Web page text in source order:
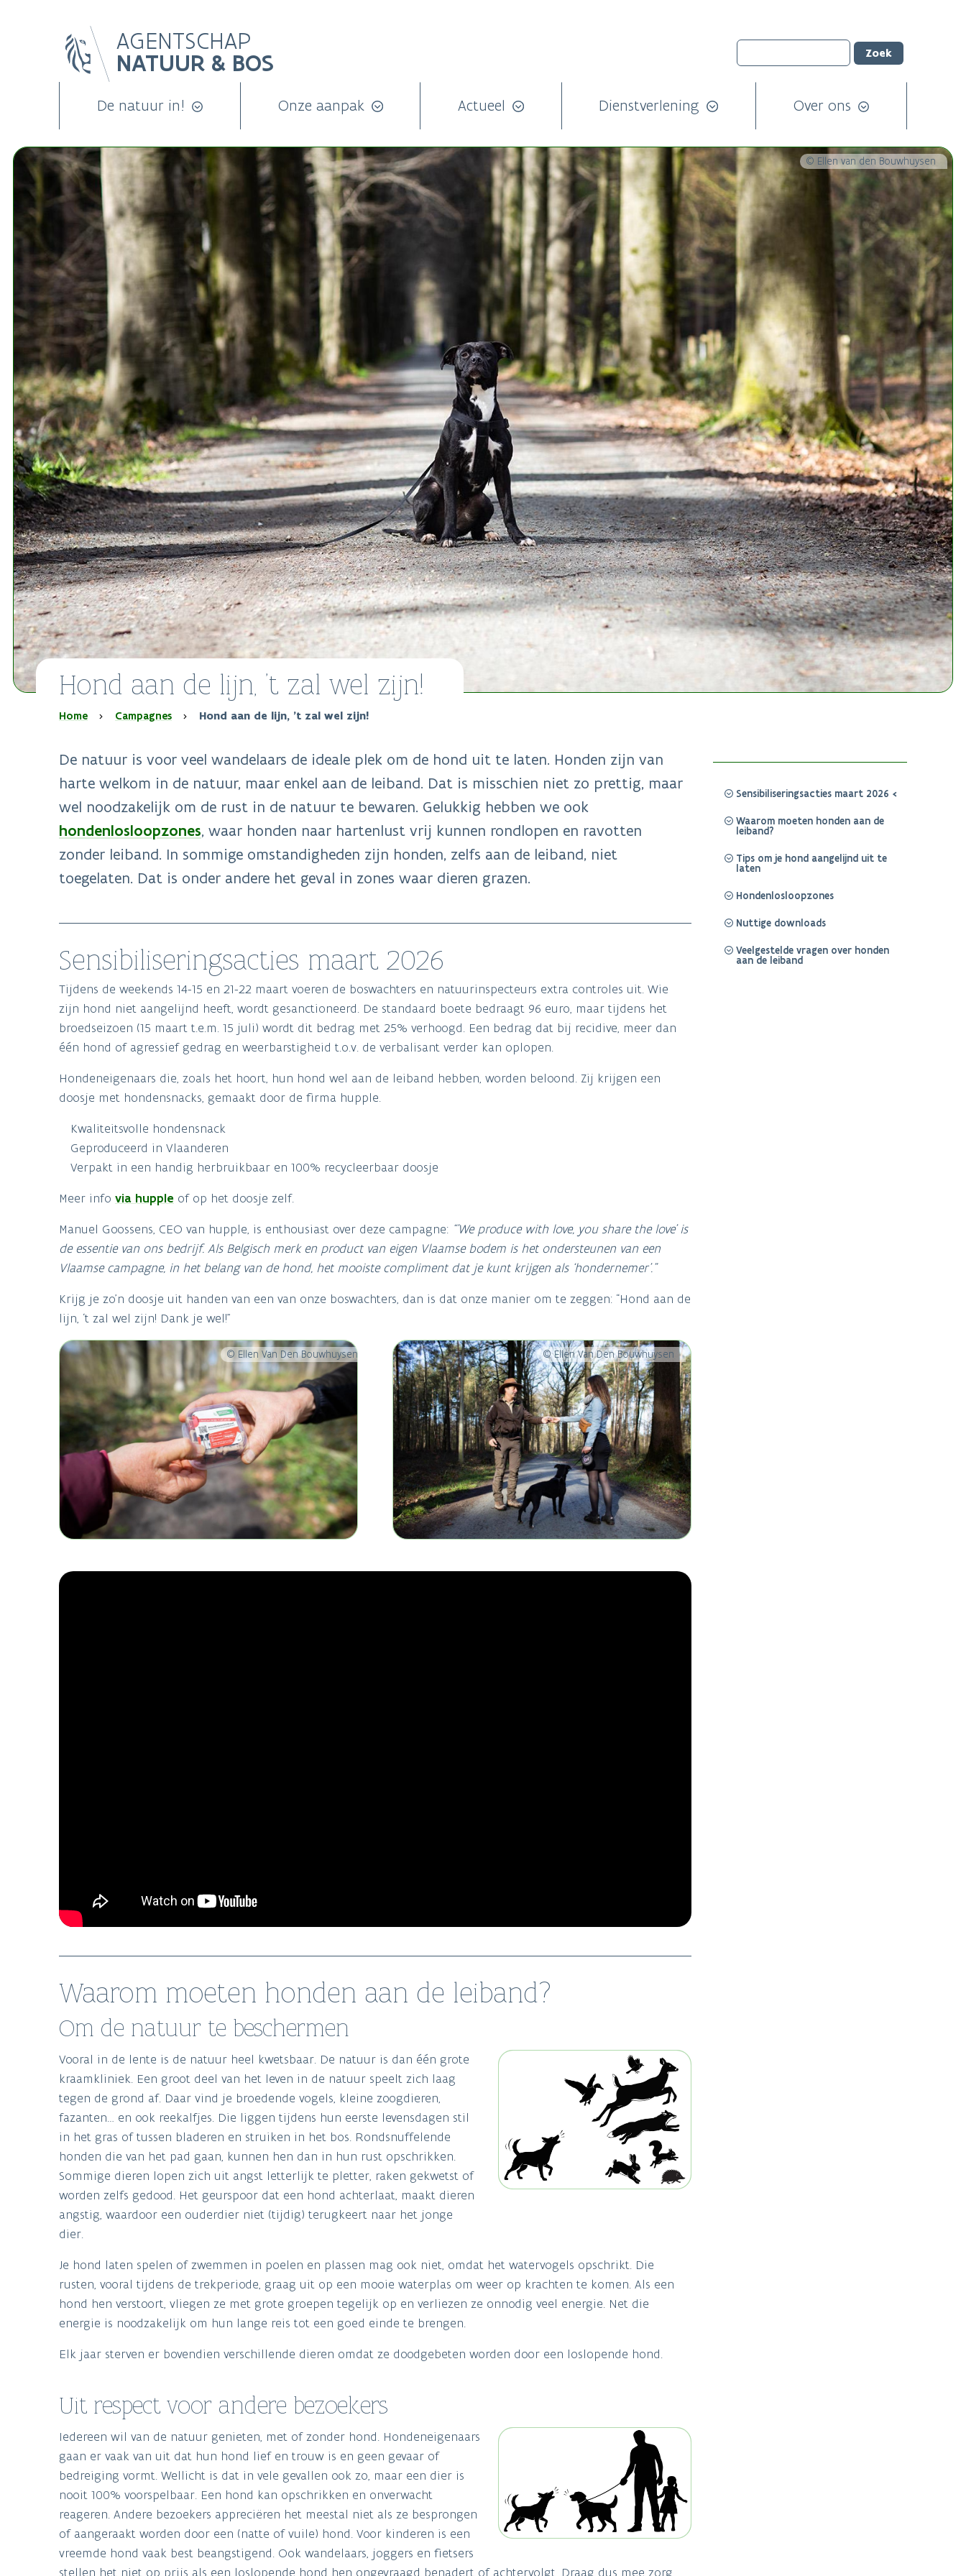
AGENTSCHAP
NATUUR & BOS
De natuur in! Onze aanpak Actueel Dienstverlening Over ons
© Ellen van den Bouwhuysen
Hond aan de lijn, ’t zal wel zijn!
Kruimelpad
Home Campagnes Hond aan de lijn, ’t zal wel zijn!
De natuur is voor veel wandelaars de ideale plek om de hond uit te laten. Honden zijn van
harte welkom in de natuur, maar enkel aan de leiband. Dat is misschien niet zo prettig, maar
wel noodzakelijk om de rust in de natuur te bewaren. Gelukkig hebben we ook
hondenlosloopzones, waar honden naar hartenlust vrij kunnen rondlopen en ravotten
zonder leiband. In sommige omstandigheden zijn honden, zelfs aan de leiband, niet
toegelaten. Dat is onder andere het geval in zones waar dieren grazen.
Sensibiliseringsacties maart 2026
Tijdens de weekends 14-15 en 21-22 maart voeren de boswachters en natuurinspecteurs extra controles uit. Wie
zijn hond niet aangelijnd heeft, wordt gesanctioneerd. De standaard boete bedraagt 96 euro, maar tijdens het
broedseizoen (15 maart t.e.m. 15 juli) wordt dit bedrag met 25% verhoogd. Een bedrag dat bij recidive, meer dan
één hond of agressief gedrag en weerbarstigheid t.o.v. de verbalisant verder kan oplopen.
Hondeneigenaars die, zoals het hoort, hun hond wel aan de leiband hebben, worden beloond. Zij krijgen een
doosje met hondensnacks, gemaakt door de firma hupple.
Kwaliteitsvolle hondensnack
Geproduceerd in Vlaanderen
Verpakt in een handig herbruikbaar en 100% recycleerbaar doosje
Meer info via hupple of op het doosje zelf.
Manuel Goossens, CEO van hupple, is enthousiast over deze campagne: “'We produce with love, you share the love’ is
de essentie van ons bedrijf. Als Belgisch merk en product van eigen Vlaamse bodem is het ondersteunen van een
Vlaamse campagne, in het belang van de hond, het mooiste compliment dat je kunt krijgen als ‘hondernemer'."
Krijg je zo’n doosje uit handen van een van onze boswachters, dan is dat onze manier om te zeggen: “Hond aan de
lijn, ‘t zal wel zijn! Dank je wel!”
© Ellen Van Den Bouwhuysen © Ellen Van Den Bouwhuysen
Waarom moeten honden aan de leiband?
Om de natuur te beschermen
Vooral in de lente is de natuur heel kwetsbaar. De natuur is dan één grote
kraamkliniek. Een groot deel van het leven in de natuur speelt zich laag
tegen de grond af. Daar vind je broedende vogels, kleine zoogdieren,
fazanten… en ook reekalfjes. Die liggen tijdens hun eerste levensdagen stil
in het gras of tussen bladeren en struiken in het bos. Rondsnuffelende
honden die van het pad gaan, kunnen hen dan in hun rust opschrikken.
Sommige dieren lopen zich uit angst letterlijk te pletter, raken gekwetst of
worden zelfs gedood. Het geurspoor dat een hond achterlaat, maakt dieren
angstig, waardoor een ouderdier niet (tijdig) terugkeert naar het jonge
dier.
Je hond laten spelen of zwemmen in poelen en plassen mag ook niet, omdat het watervogels opschrikt. Die
rusten, vooral tijdens de trekperiode, graag uit op een mooie waterplas om weer op krachten te komen. Als een
hond hen verstoort, vliegen ze met grote groepen tegelijk op en verliezen ze onnodig veel energie. Net die
energie is noodzakelijk om hun lange reis tot een goed einde te brengen.
Elk jaar sterven er bovendien verschillende dieren omdat ze doodgebeten worden door een loslopende hond.
Uit respect voor andere bezoekers
Iedereen wil van de natuur genieten, met of zonder hond. Hondeneigenaars
gaan er vaak van uit dat hun hond lief en trouw is en geen gevaar of
bedreiging vormt. Wellicht is dat in vele gevallen ook zo, maar een dier is
nooit 100% voorspelbaar. Een hond kan opschrikken en onverwacht
reageren. Andere bezoekers appreciëren het meestal niet als ze besprongen
of aangeraakt worden door een (natte of vuile) hond. Voor kinderen is een
vreemde hond vaak best beangstigend. Ook wandelaars, joggers en fietsers
stellen het niet op prijs als een loslopende hond hen ongevraagd benadert of achtervolgt. Draag dus mee zorg
Sensibiliseringsacties maart 2026
Waarom moeten honden aan de
leiband?
Tips om je hond aangelijnd uit te
laten
Hondenlosloopzones
Nuttige downloads
Veelgestelde vragen over honden
aan de leiband